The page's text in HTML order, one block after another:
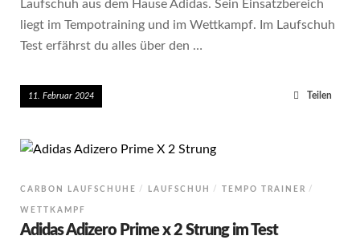
Laufschuh aus dem Hause Adidas. Sein Einsatzbereich
liegt im Tempotraining und im Wettkampf. Im Laufschuh
Test erfährst du alles über den …
11. Februar 2024 Teilen
CARBON LAUFSCHUHE LAUFSCHUH TEMPO TRAINER
WETTKAMPF
Adidas Adizero Prime x 2 Strung im Test